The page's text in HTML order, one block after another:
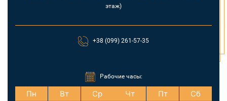
этаж)
+38 (099) 261-57-35
Рабочие часы:
Пн Вт Ср Чт Пт Сб